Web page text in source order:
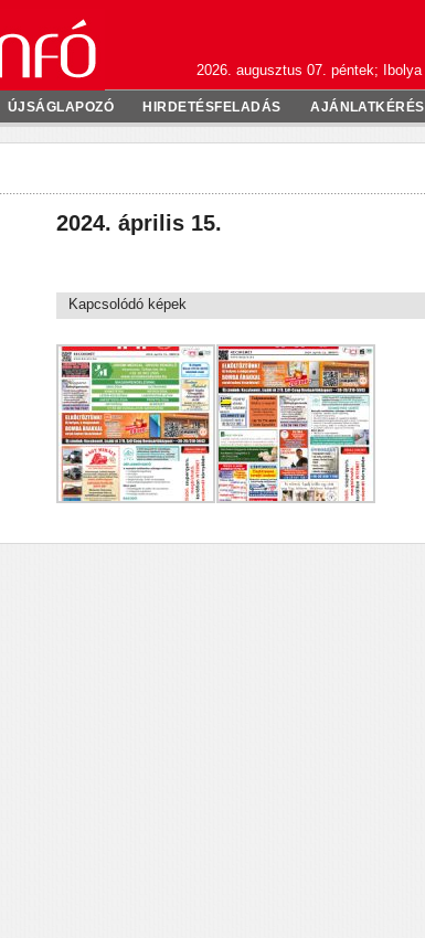
2026. augusztus 07. péntek; Ibolya
ÚJSÁGLAPOZÓ HIRDETÉSFELADÁS AJÁNLATKÉRÉS
2024. április 15.
Kapcsolódó képek